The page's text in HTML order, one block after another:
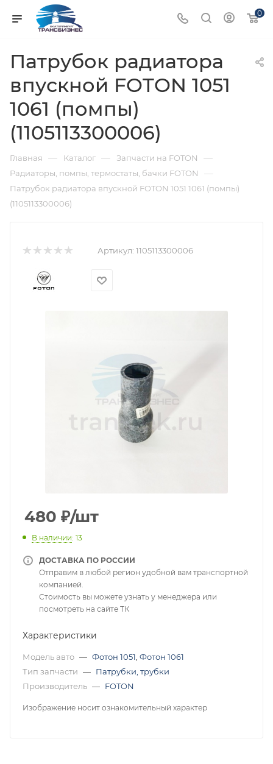
0
Патрубок радиатора
впускной FOTON 1051
1061 (помпы)
(1105113300006)
Главная — Каталог — Запчасти на FOTON —
Радиаторы, помпы, термостаты, бачки FOTON —
Патрубок радиатора впускной FOTON 1051 1061 (помпы)
(1105113300006)
Артикул: 1105113300006
480 ₽/шт
В наличии: 13
ДОСТАВКА ПО РОССИИ
Отправим в любой регион удобной вам транспортной
компанией.
Стоимость вы можете узнать у менеджера или
посмотреть на сайте ТК
Характеристики
Модель авто — Фотон 1051 Фотон 1061
Тип запчасти — Патрубки, трубки
Производитель — FOTON
Изображение носит ознакомительный характер